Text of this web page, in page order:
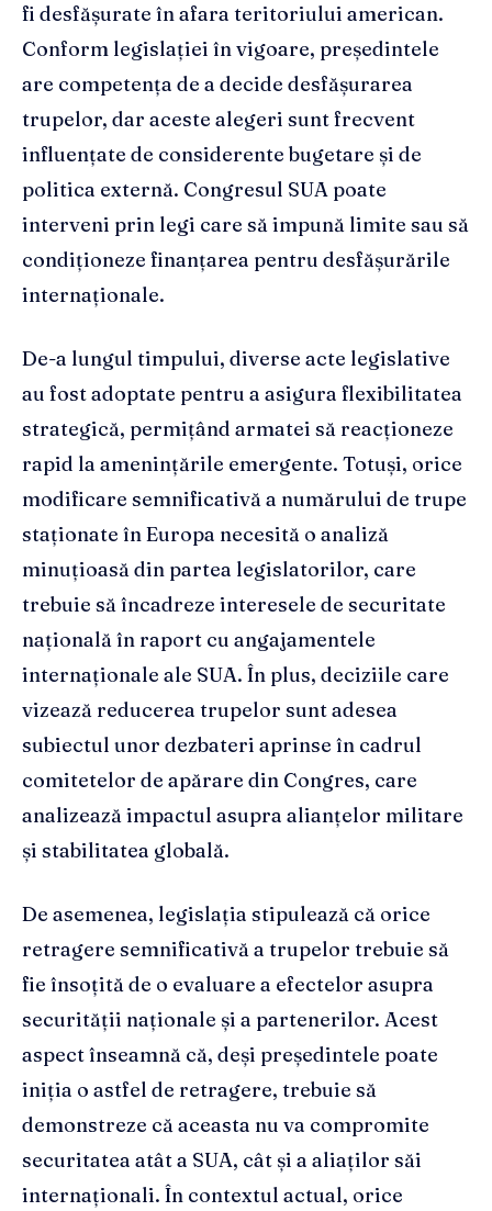
fi desfășurate în afara teritoriului american.
Conform legislației în vigoare, președintele
are competența de a decide desfășurarea
trupelor, dar aceste alegeri sunt frecvent
influențate de considerente bugetare și de
politica externă. Congresul SUA poate
interveni prin legi care să impună limite sau să
condiționeze finanțarea pentru desfășurările
internaționale.
De-a lungul timpului, diverse acte legislative
au fost adoptate pentru a asigura flexibilitatea
strategică, permițând armatei să reacționeze
rapid la amenințările emergente. Totuși, orice
modificare semnificativă a numărului de trupe
staționate în Europa necesită o analiză
minuțioasă din partea legislatorilor, care
trebuie să încadreze interesele de securitate
națională în raport cu angajamentele
internaționale ale SUA. În plus, deciziile care
vizează reducerea trupelor sunt adesea
subiectul unor dezbateri aprinse în cadrul
comitetelor de apărare din Congres, care
analizează impactul asupra alianțelor militare
și stabilitatea globală.
De asemenea, legislația stipulează că orice
retragere semnificativă a trupelor trebuie să
fie însoțită de o evaluare a efectelor asupra
securității naționale și a partenerilor. Acest
aspect înseamnă că, deși președintele poate
iniția o astfel de retragere, trebuie să
demonstreze că aceasta nu va compromite
securitatea atât a SUA, cât și a aliaților săi
internaționali. În contextul actual, orice